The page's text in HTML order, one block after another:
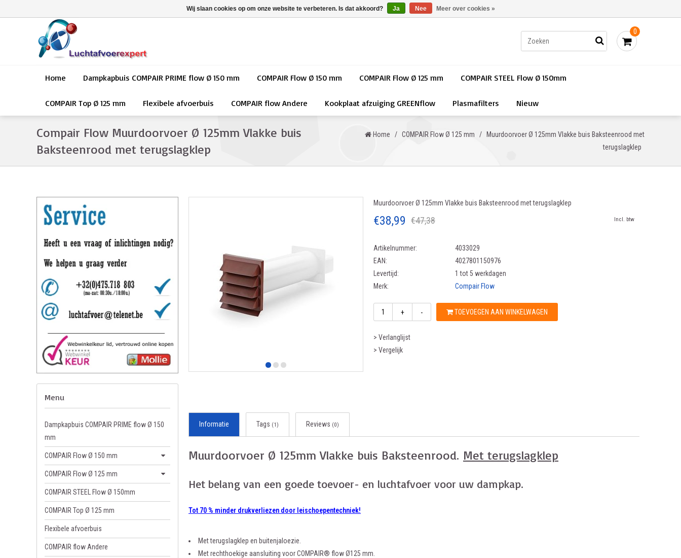
0
Home Dampkapbuis COMPAIR PRIME flow Ø 150 mm COMPAIR Flow Ø 150 mm COMPAIR Flow Ø 125 mm COMPAIR STEEL Flow Ø 150mm
COMPAIR Top Ø 125 mm Flexibele afvoerbuis COMPAIR flow Andere Kookplaat afzuiging GREENflow Plasmafilters Nieuw
Compair Flow Muurdoorvoer Ø 125mm Vlakke buis
Baksteenrood met terugslagklep
Home / COMPAIR Flow Ø 125 mm /
Muurdoorvoer Ø 125mm Vlakke buis Baksteenrood met
terugslagklep
Muurdoorvoer Ø 125mm Vlakke buis Baksteenrood met terugslagklep
€38,99 €47,38 Incl. btw
Artikelnummer:
4033029
EAN:
4027801150976
Levertijd:
1 tot 5 werkdagen
Merk:
Compair Flow
+ - TOEVOEGEN AAN WINKELWAGEN
> Verlanglijst
> Vergelijk
Informatie Tags (1) Reviews (0)
Muurdoorvoer Ø 125mm Vlakke buis Baksteenrood. Met terugslagklep
Het belang van een goede toevoer- en luchtafvoer voor uw dampkap.
Tot 70 % minder drukverliezen door leischoepentechniek!
Met terugslagklep en buitenjaloezie.
Met rechthoekige aansluiting voor COMPAIR® flow Ø125 mm.
Menu
Dampkapbuis COMPAIR PRIME flow Ø 150
mm
COMPAIR Flow Ø 150 mm
COMPAIR Flow Ø 125 mm
COMPAIR STEEL Flow Ø 150mm
COMPAIR Top Ø 125 mm
Flexibele afvoerbuis
COMPAIR flow Andere
Wij slaan cookies op om onze website te verbeteren. Is dat akkoord? Ja Nee Meer over cookies »